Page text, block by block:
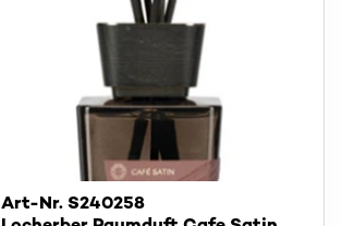
Art-Nr. S240258